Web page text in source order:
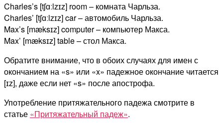
Charles’s [tʃɑːlzɪz] room – комната Чарльза.
Charles’ [tʃɑːlzɪz] car – автомобиль Чарльза.
Max’s [mæksɪz] computer – компьютер Макса.
Max’ [mæksɪz] table – стол Макса.
Обратите внимание, что в обоих случаях для имен с
окончанием на «s» или «x» падежное окончание читается
[ɪz], даже если нет «s» после апострофа.
Употребление притяжательного падежа смотрите в
статье «Притяжательный падеж».